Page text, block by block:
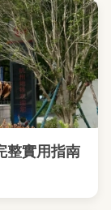
整實用指南